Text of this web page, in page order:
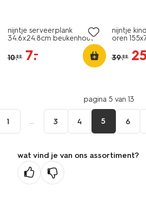
nijntje serveerplank
34.6x24.8cm beukenhout
10.99 7.
–
nijntje
oren
39.99
pagina 5 van 13
1 ... 3 4 5 6
wat vind je van ons assortiment?